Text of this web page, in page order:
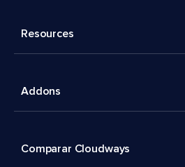
Resources
Addons
Comparar Cloudways